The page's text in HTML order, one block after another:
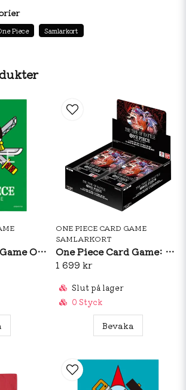
One Piece Card Game Official Sleeves: Premium Matte Roronoa Zoro
ONE PIECE CARD GAME
SAMLARKORT
One Piece Card Game: OP16 The Time Of Battle Booster Box (ENG)
1 699 kr
Slut på lager
0 Styck
Bevaka
Piece Samlarkort